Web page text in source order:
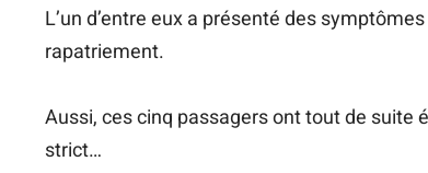
L’un d’entre eux a présenté des symptômes
rapatriement.
Aussi, ces cinq passagers ont tout de suite
strict…